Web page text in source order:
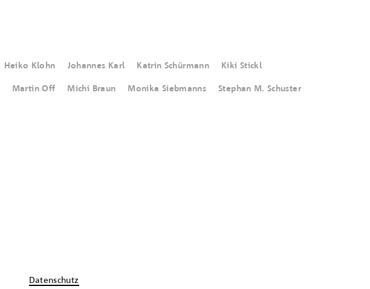
Heiko Klohn Johannes Karl Katrin Schürmann Kiki Stickl
Martin Off Michi Braun Monika Siebmanns Stephan M. Schuster
Datenschutz